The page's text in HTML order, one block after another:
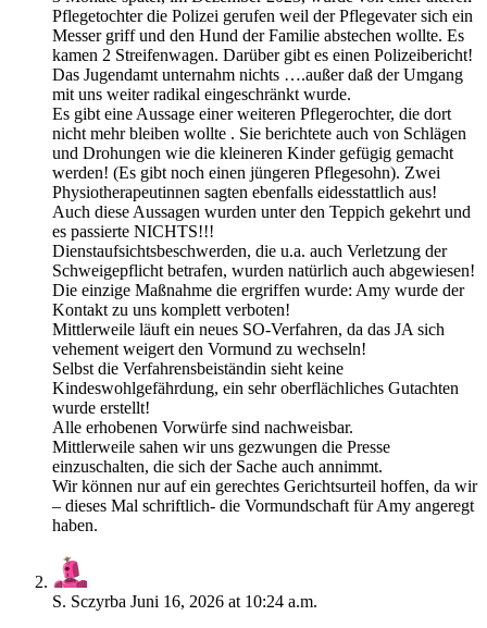
Pflegetochter die Polizei gerufen weil der Pflegevater sich ein
Messer griff und den Hund der Familie abstechen wollte. Es
kamen 2 Streifenwagen. Darüber gibt es einen Polizeibericht!
Das Jugendamt unternahm nichts ….außer daß der Umgang
mit uns weiter radikal eingeschränkt wurde.
Es gibt eine Aussage einer weiteren Pflegerochter, die dort
nicht mehr bleiben wollte . Sie berichtete auch von Schlägen
und Drohungen wie die kleineren Kinder gefügig gemacht
werden! (Es gibt noch einen jüngeren Pflegesohn). Zwei
Physiotherapeutinnen sagten ebenfalls eidesstattlich aus!
Auch diese Aussagen wurden unter den Teppich gekehrt und
es passierte NICHTS!!!
Dienstaufsichtsbeschwerden, die u.a. auch Verletzung der
Schweigepflicht betrafen, wurden natürlich auch abgewiesen!
Die einzige Maßnahme die ergriffen wurde: Amy wurde der
Kontakt zu uns komplett verboten!
Mittlerweile läuft ein neues SO-Verfahren, da das JA sich
vehement weigert den Vormund zu wechseln!
Selbst die Verfahrensbeiständin sieht keine
Kindeswohlgefährdung, ein sehr oberflächliches Gutachten
wurde erstellt!
Alle erhobenen Vorwürfe sind nachweisbar.
Mittlerweile sahen wir uns gezwungen die Presse
einzuschalten, die sich der Sache auch annimmt.
Wir können nur auf ein gerechtes Gerichtsurteil hoffen, da wir
– dieses Mal schriftlich- die Vormundschaft für Amy angeregt
haben.
S. Sczyrba Juni 16, 2026 at 10:24 a.m.